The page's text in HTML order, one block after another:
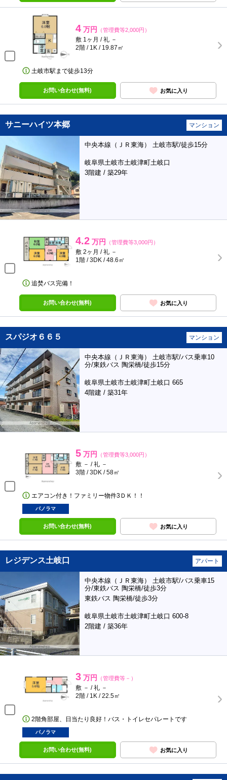
4 万円 （管理費等2,000円）
敷 1ヶ月 / 礼 －
2階 / 1K / 19.87㎡
土岐市駅まで徒歩13分
お問い合わせ(無料) お気に入り
サニーハイツ本郷 マンション
中央本線（ＪＲ東海） 土岐市駅/徒歩15分
岐阜県土岐市土岐津町土岐口
3階建 / 築29年
4.2 万円 （管理費等3,000円）
敷 2ヶ月 / 礼 －
1階 / 3DK / 48.6㎡
追焚バス完備！
お問い合わせ(無料) お気に入り
スパジオ６６５ マンション
中央本線（ＪＲ東海） 土岐市駅/バス乗車10
分/東鉄バス 陶栄橋/徒歩15分
岐阜県土岐市土岐津町土岐口 665
4階建 / 築31年
5 万円 （管理費等3,000円）
敷 － / 礼 －
3階 / 3DK / 58㎡
エアコン付き！ファミリー物件3ＤＫ！！
パノラマ
お問い合わせ(無料) お気に入り
レジデンス土岐口 アパート
中央本線（ＪＲ東海） 土岐市駅/バス乗車15
分/東鉄バス 陶栄橋/徒歩3分
東鉄バス 陶栄橋/徒歩3分
岐阜県土岐市土岐津町土岐口 600-8
2階建 / 築36年
3 万円 （管理費等－）
敷 － / 礼 －
2階 / 1K / 22.5㎡
2階角部屋、日当たり良好！バス・トイレセパレートです
パノラマ
お問い合わせ(無料) お気に入り